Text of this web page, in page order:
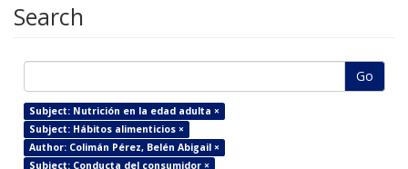
Search
Go
Subject: Nutrición en la edad adulta ×
Subject: Hábitos alimenticios ×
Author: Colimán Pérez, Belén Abigail ×
Subject: Conducta del consumidor ×